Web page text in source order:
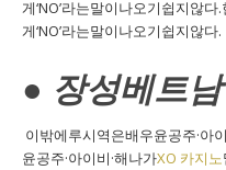
게‘NO’라는말이나오기쉽지않
게‘NO’라는말이나오기쉽지않다.
● 장성베트
이밖에루시역은배우윤공주·아
윤공주·아이비·해나가XO 카지노